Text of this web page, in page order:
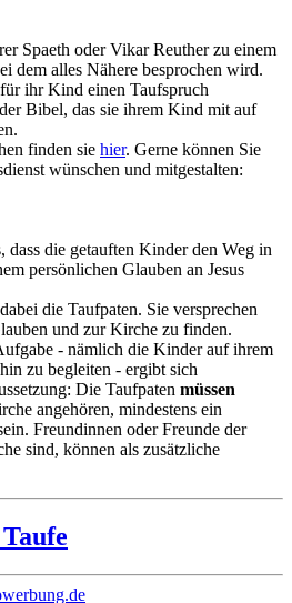
Spaeth oder Vikar Reuther zu einem
dem alles Nähere besprochen wird.
ihr Kind einen Taufspruch
Bibel, das sie ihrem Kind mit auf
finden sie hier. Gerne können Sie
wünschen und mitgestalten:
dass die getauften Kinder den Weg in
persönlichen Glauben an Jesus
die Taufpaten. Sie versprechen
und zur Kirche zu finden.
- nämlich die Kinder auf ihrem
zu begleiten - ergibt sich
Die Taufpaten müssen
angehören, mindestens ein
Freundinnen oder Freunde der
sind, können als zusätzliche
werbung.de